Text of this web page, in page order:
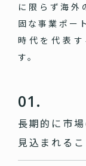
に限らず海外
固な事業ポー
時代を代表
す。
01.
長期的に市
見込まれるこ